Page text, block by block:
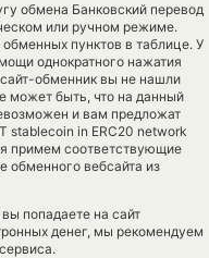
обмена Банковский перевод
или ручном режиме.
пунктов в таблице. У
однократного нажатия
обменник вы не нашли
может быть, что на данный
и вам предложат
stablecoin in ERC20 network
примем соответствующие
обменного вебсайта из
попадаете на сайт
денег, мы рекомендуем